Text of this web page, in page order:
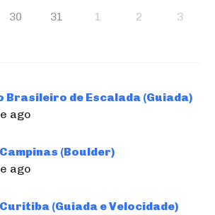
30 31 1 2 3
Brasileiro de Escalada (Guiada)
ago
(Boulder)
ago
(Guiada e Velocidade)